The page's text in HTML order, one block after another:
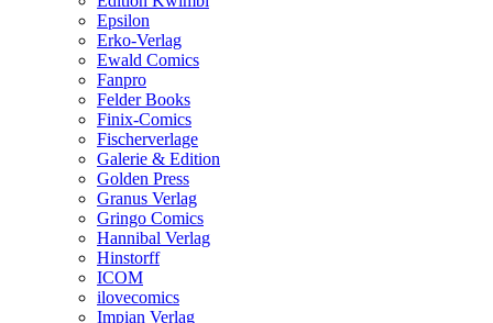
Epsilon
Erko-Verlag
Ewald Comics
Fanpro
Felder Books
Finix-Comics
Fischerverlage
Galerie & Edition
Golden Press
Granus Verlag
Gringo Comics
Hannibal Verlag
Hinstorff
ICOM
ilovecomics
Impian Verlag